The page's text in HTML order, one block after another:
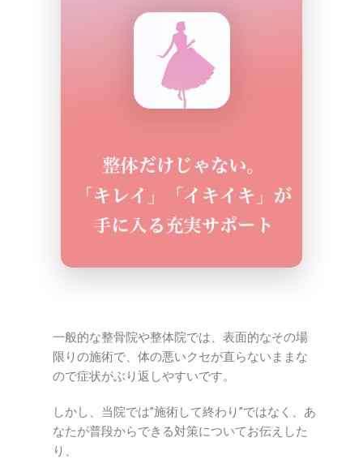
一般的な整骨院や整体院では、表面的なその場
限りの施術で、体の悪いクセが直らないままな
ので症状がぶり返しやすいです。
しかし、当院では”施術して終わり”ではなく、あ
なたが普段からできる対策についてお伝えした
り、